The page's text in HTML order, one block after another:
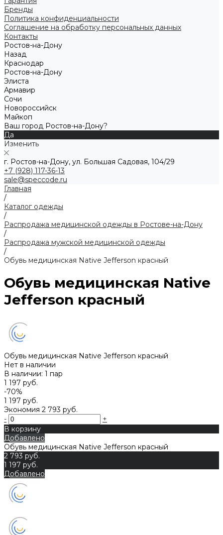
Бренды
Политика конфиденциальности
Соглашение на обработку персональных данных
Контакты
Ростов-на-Дону
Назад
Краснодар
Ростов-на-Дону
Элиста
Армавир
Сочи
Новороссийск
Майкоп
Ваш город Ростов-на-Дону?
Да
Изменить
г. Ростов-на-Дону, ул. Большая Садовая, 104/29
+7 (928) 117-36-13
sale@speccode.ru
Главная
/
Каталог одежды
/
Распродажа медицинской одежды в Ростове-на-Дону
/
Распродажа мужской медицинской одежды
/
Обувь медицинская Native Jefferson красный
Обувь медицинская Native
Jefferson красный
Обувь медицинская Native Jefferson красный
Нет в наличии
В наличии: 1 пар
1 197 руб.
-70%
1 197 руб.
Экономия 2 793 руб.
-
+
В корзину
Добавлено
Обувь медицинская Native Jefferson красный
2 793 руб.
1 197 руб.
Добавлено